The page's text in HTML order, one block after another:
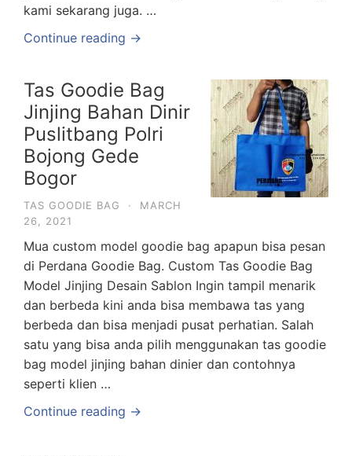
kami sekarang juga. …
Continue reading →
Tas Goodie Bag
Jinjing Bahan Dinir
Puslitbang Polri
Bojong Gede
Bogor
TAS GOODIE BAG ·
MARCH
26, 2021
Mua custom model goodie bag apapun bisa pesan
di Perdana Goodie Bag. Custom Tas Goodie Bag
Model Jinjing Desain Sablon Ingin tampil menarik
dan berbeda kini anda bisa membawa tas yang
berbeda dan bisa menjadi pusat perhatian. Salah
satu yang bisa anda pilih menggunakan tas goodie
bag model jinjing bahan dinier dan contohnya
seperti klien …
Continue reading →